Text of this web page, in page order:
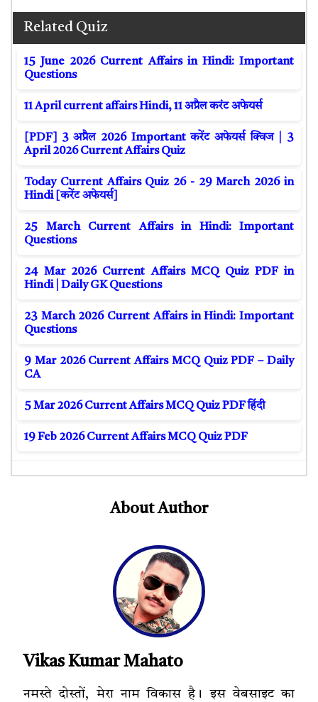
Related Quiz
15 June 2026 Current Affairs in Hindi: Important
Questions
11 April current affairs Hindi, 11 अप्रैल करंट अफेयर्स
[PDF] 3 अप्रैल 2026 Important करेंट अफेयर्स क्विज | 3
April 2026 Current Affairs Quiz
Today Current Affairs Quiz 26 - 29 March 2026 in
Hindi [करेंट अफेयर्स]
25 March Current Affairs in Hindi: Important
Questions
24 Mar 2026 Current Affairs MCQ Quiz PDF in
Hindi | Daily GK Questions
23 March 2026 Current Affairs in Hindi: Important
Questions
9 Mar 2026 Current Affairs MCQ Quiz PDF – Daily
CA
5 Mar 2026 Current Affairs MCQ Quiz PDF हिंदी
19 Feb 2026 Current Affairs MCQ Quiz PDF
About Author
Vikas Kumar Mahato
नमस्ते दोस्तों, मेरा नाम विकास है। इस वेबसाइट का